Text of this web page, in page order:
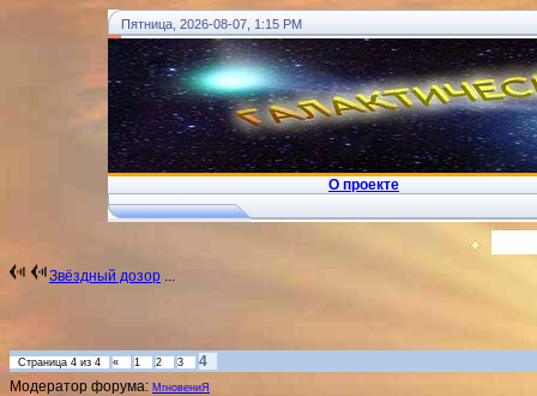
Пятница, 2026-08-07, 1:15 PM
О проекте
Вход
Звёздный дозор ...
Страница 4 из 4 « 1 2 3
4
Модератор форума: MгновениЯ